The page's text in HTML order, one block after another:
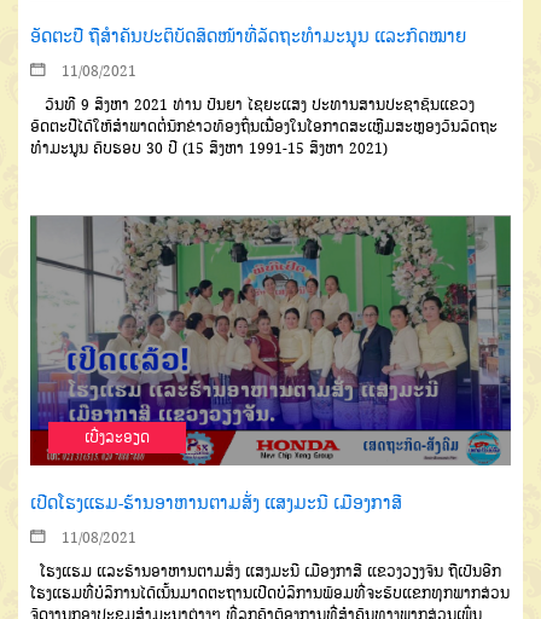
ອັດຕະປື ຖືສຳຄັນປະຕິບັດສິດໜ້າທີ່ລັດຖະທຳມະນູນ ແລະກົດໝາຍ
11/08/2021
ວັນທີ 9 ສິງຫາ 2021 ທ່ານ ປັນຍາ ໄຊຍະແສງ ປະທານສານປະຊາຊົນແຂວງ
ອັດຕະປືໄດ້ໃຫ້ສໍາພາດຕໍ່ນັກຂ່າວທ້ອງຖິ່ນເນື່ອງໃນໂອກາດສະເຫຼີມສະຫຼອງວັນລັດຖະ
ທໍາມະນູນ ຄົບຮອບ 30 ປີ (15 ສິງຫາ 1991-15 ສິງຫາ 2021)
ເບີ່ງລະອຽດ
ເປີດໂຮງແຮມ-ຮ້ານອາຫານຕາມສັ່ງ ແສງມະນີ ເມືອງກາສີ
11/08/2021
ໂຮງແຮມ ແລະຮ້ານອາຫານຕາມສັ່ງ ແສງມະນີ ເມືອງກາສີ ແຂວງວຽງຈັນ ຖືເປັນອີກ
ໂຮງແຮມທີ່ບໍລິການໄດ້ເນັ້ນມາດຕະຖານເປີດບໍລິການພ້ອມທີ່ຈະຮັບແຂກທຸກພາກສ່ວນ
ຈັດງານກອງປະຊຸມສຳມະນາຕ່າງໆ ທີ່ລູກຄ້າຕ້ອງການທີ່ສຳຄັນທາງພາກສ່ວນເພິ່ນ